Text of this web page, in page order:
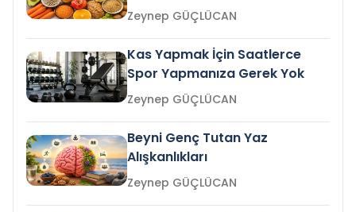
Zeynep GÜÇLÜCAN
Kas Yapmak İçin Saatlerce
Spor Yapmanıza Gerek Yok
Zeynep GÜÇLÜCAN
Beyni Genç Tutan Yaz
Alışkanlıkları
Zeynep GÜÇLÜCAN